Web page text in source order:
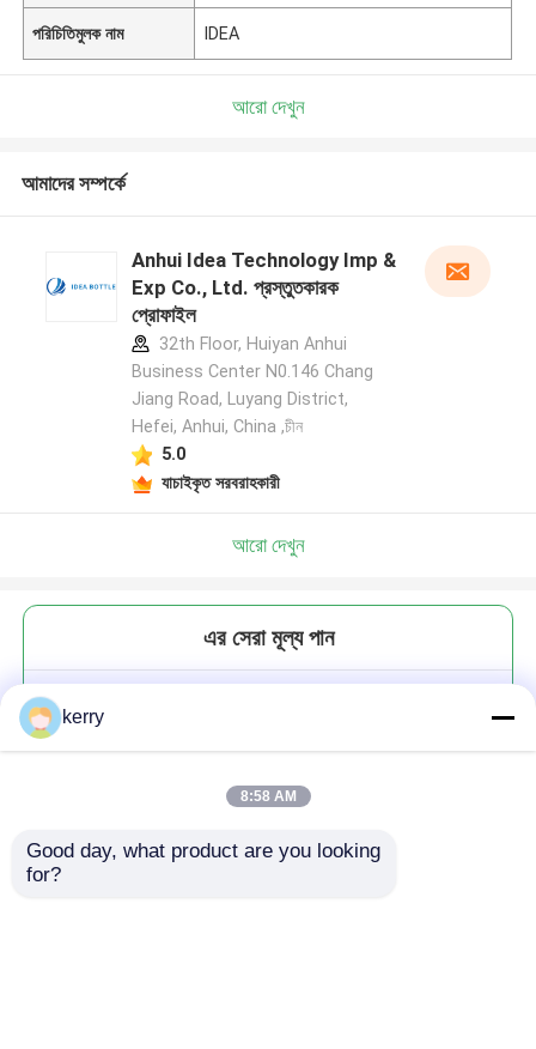
পরিচিতিমুলক নাম IDEA
আরো দেখুন
আমাদের সম্পর্কে
Anhui Idea Technology Imp &
Exp Co., Ltd. প্রস্তুতকারক
প্রোফাইল
32th Floor, Huiyan Anhui
Business Center N0.146 Chang
Jiang Road, Luyang District,
Hefei, Anhui, China ,চীন
5.0
যাচাইকৃত সরবরাহকারী
আরো দেখুন
এর সেরা মূল্য পান
kerry
8:58 AM
Good day, what product are you looking
for?